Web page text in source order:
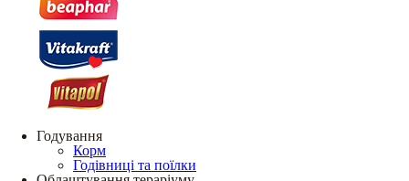
Годування
Корм
Годівниці та поїлки